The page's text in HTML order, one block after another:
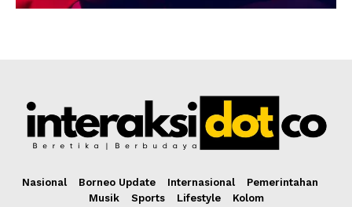
Nasional Borneo Update Internasional
Pemerintahan
Musik
Sports Lifestyle Kolom